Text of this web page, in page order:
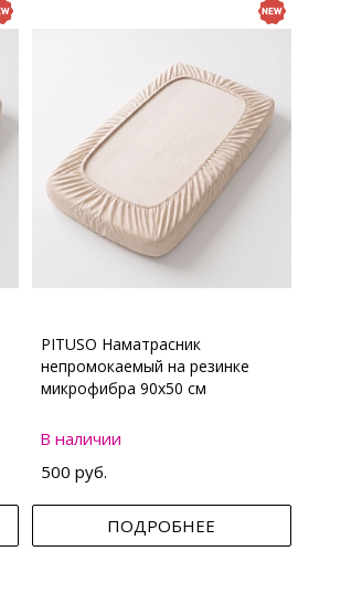
PITUSO Наматрасник
непромокаемый на резинке
микрофибра 90х50 см
В наличии
500 руб.
ПОДРОБНЕЕ